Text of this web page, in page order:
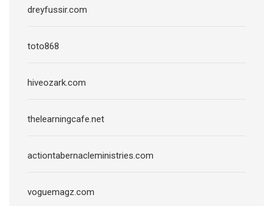
dreyfussir.com
toto868
hiveozark.com
thelearningcafe.net
actiontabernacleministries.com
voguemagz.com